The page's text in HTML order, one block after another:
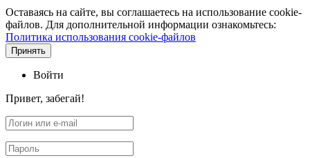
Оставаясь на сайте, вы соглашаетесь на использование cookie-
файлов. Для дополнительной информации ознакомьтесь:
Политика использования cookie-файлов
Принять
Войти
Привет, забегай!